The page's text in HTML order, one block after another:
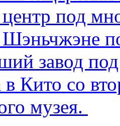
под
завод
в Кито со
музея.